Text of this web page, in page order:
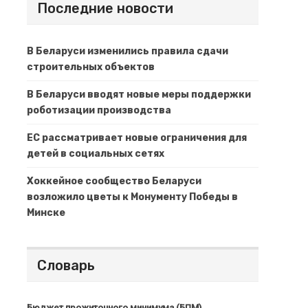
Последние новости
В Беларуси изменились правила сдачи
строительных объектов
В Беларуси вводят новые меры поддержки
роботизации производства
ЕС рассматривает новые ограничения для
детей в социальных сетях
Хоккейное сообщество Беларуси
возложило цветы к Монументу Победы в
Минске
Словарь